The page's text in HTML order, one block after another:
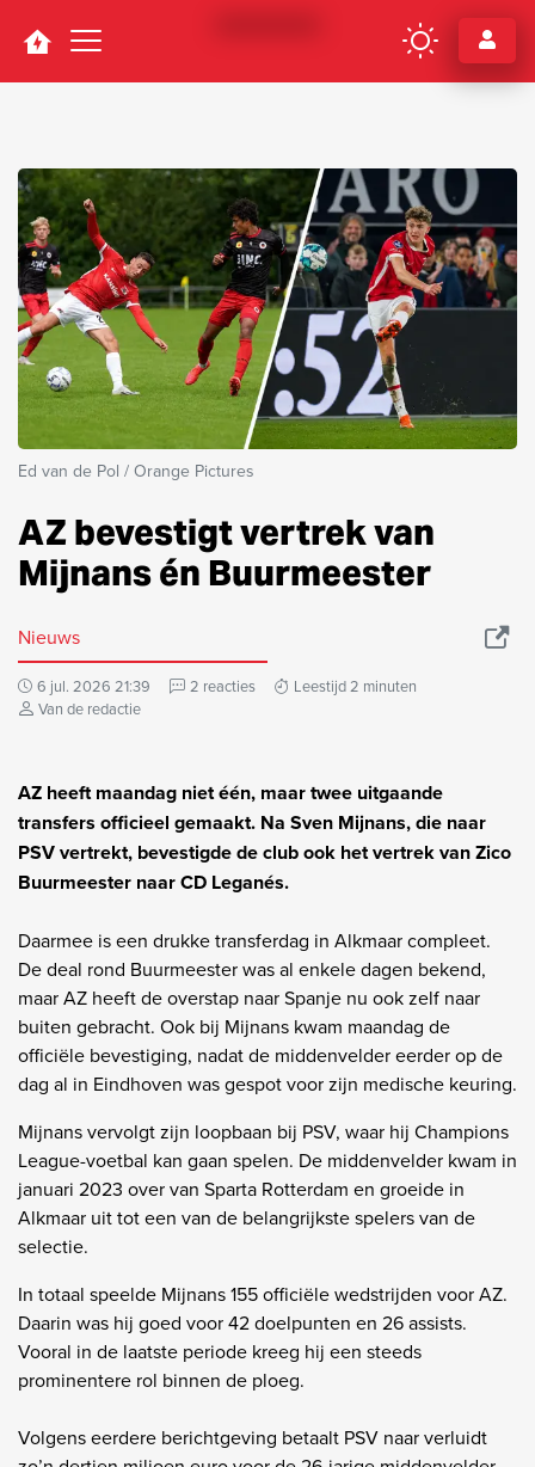
Navigation
Ed van de Pol / Orange Pictures
AZ bevestigt vertrek van
Mijnans én Buurmeester
Nieuws
6 jul. 2026 21:39 2 reacties
Leestijd 2 minuten
Van de redactie
AZ heeft maandag niet één, maar twee uitgaande
transfers officieel gemaakt. Na Sven Mijnans, die naar
PSV vertrekt, bevestigde de club ook het vertrek van Zico
Buurmeester naar CD Leganés.
Daarmee is een drukke transferdag in Alkmaar compleet.
De deal rond Buurmeester was al enkele dagen bekend,
maar AZ heeft de overstap naar Spanje nu ook zelf naar
buiten gebracht. Ook bij Mijnans kwam maandag de
officiële bevestiging, nadat de middenvelder eerder op de
dag al in Eindhoven was gespot voor zijn medische keuring.
Mijnans vervolgt zijn loopbaan bij PSV, waar hij Champions
League-voetbal kan gaan spelen. De middenvelder kwam in
januari 2023 over van Sparta Rotterdam en groeide in
Alkmaar uit tot een van de belangrijkste spelers van de
selectie.
In totaal speelde Mijnans 155 officiële wedstrijden voor AZ.
Daarin was hij goed voor 42 doelpunten en 26 assists.
Vooral in de laatste periode kreeg hij een steeds
prominentere rol binnen de ploeg.
Volgens eerdere berichtgeving betaalt PSV naar verluidt